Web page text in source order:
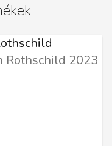
Rothschild 2023